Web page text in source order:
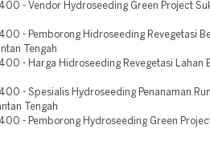
- Vendor Hydroseeding Green Project
- Pemborong Hidroseeding Revegetasi
Tengah
- Harga Hidroseeding Revegetasi Lahan
- Spesialis Hydroseeding Penanaman
Tengah
- Pemborong Hydroseeding Green